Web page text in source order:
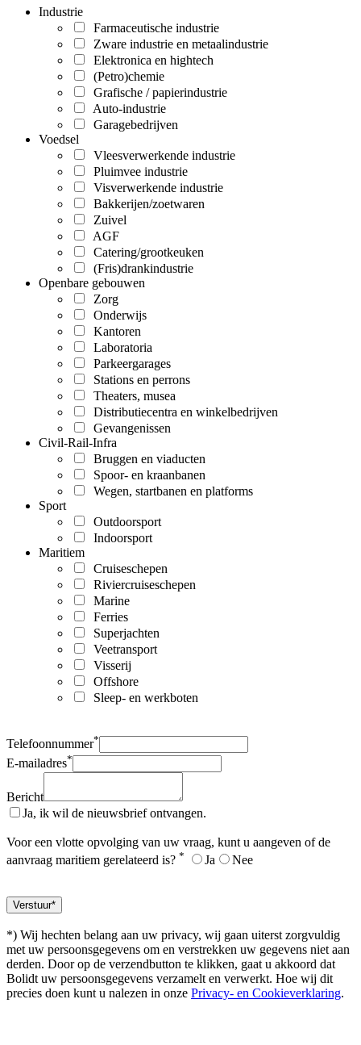
Industrie
Farmaceutische industrie
Zware industrie en metaalindustrie
Elektronica en hightech
(Petro)chemie
Grafische / papierindustrie
Auto-industrie
Garagebedrijven
Voedsel
Vleesverwerkende industrie
Pluimvee industrie
Visverwerkende industrie
Bakkerijen/zoetwaren
Zuivel
AGF
Catering/grootkeuken
(Fris)drankindustrie
Openbare gebouwen
Zorg
Onderwijs
Kantoren
Laboratoria
Parkeergarages
Stations en perrons
Theaters, musea
Distributiecentra en winkelbedrijven
Gevangenissen
Civil-Rail-Infra
Bruggen en viaducten
Spoor- en kraanbanen
Wegen, startbanen en platforms
Sport
Outdoorsport
Indoorsport
Maritiem
Cruiseschepen
Riviercruiseschepen
Marine
Ferries
Superjachten
Veetransport
Visserij
Offshore
Sleep- en werkboten
Telefoonnummer*
E-mailadres*
Bericht
Ja, ik wil de nieuwsbrief ontvangen.
Voor een vlotte opvolging van uw vraag, kunt u aangeven of de
aanvraag maritiem gerelateerd is? * Ja Nee
*) Wij hechten belang aan uw privacy, wij gaan uiterst zorgvuldig
met uw persoonsgegevens om en verstrekken uw gegevens niet aan
derden. Door op de verzendbutton te klikken, gaat u akkoord dat
Bolidt uw persoonsgegevens verzamelt en verwerkt. Hoe wij dit
precies doen kunt u nalezen in onze Privacy- en Cookieverklaring.